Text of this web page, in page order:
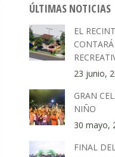
ÚLTIMAS NOTICIAS
EL
23 junio,
GRAN
NIÑO
30 mayo,
FINAL